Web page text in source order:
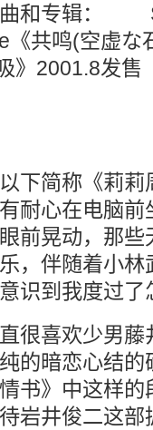
曲和专辑：
鸣(空虚な
》2001.8发
下简称《莉
耐心在电脑
前晃动，那
，伴随着小
识到我度过
很喜欢少男
的暗恋心结
书》中这样
岩井俊二这